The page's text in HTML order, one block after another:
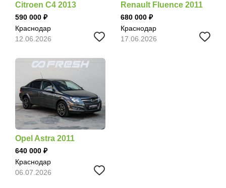
Citroen C4 2013
590 000
Краснодар
12.06.2026
Renault Fluence 2011
680 000
Краснодар
17.06.2026
Opel Astra 2011
640 000
Краснодар
06.07.2026